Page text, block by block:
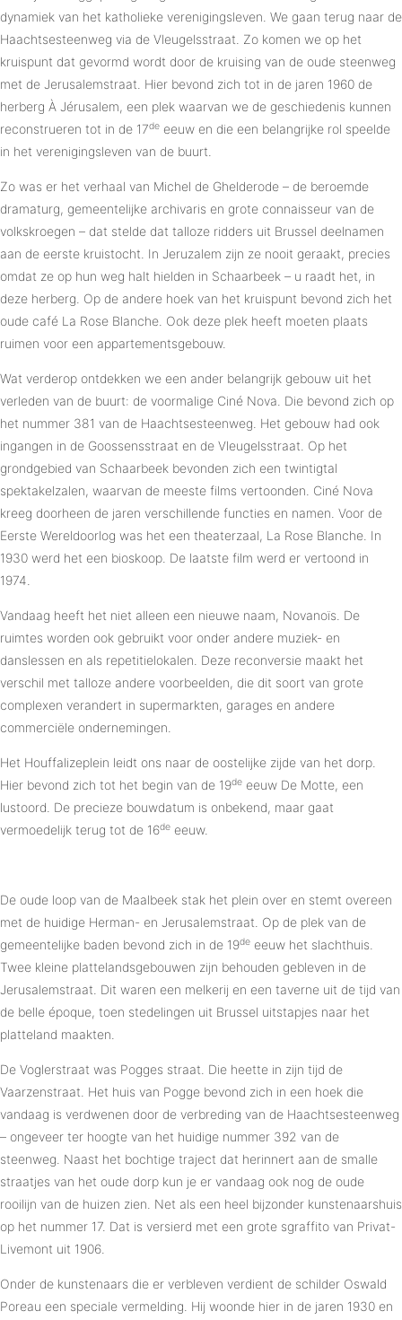
dynamiek van het katholieke verenigingsleven. We gaan terug naar de
Haachtsesteenweg via de Vleugelsstraat. Zo komen we op het
kruispunt dat gevormd wordt door de kruising van de oude steenweg
met de Jerusalemstraat. Hier bevond zich tot in de jaren 1960 de
herberg À Jérusalem, een plek waarvan we de geschiedenis kunnen
reconstrueren tot in de 17de eeuw en die een belangrijke rol speelde
in het verenigingsleven van de buurt.
Zo was er het verhaal van Michel de Ghelderode – de beroemde
dramaturg, gemeentelijke archivaris en grote connaisseur van de
volkskroegen – dat stelde dat talloze ridders uit Brussel deelnamen
aan de eerste kruistocht. In Jeruzalem zijn ze nooit geraakt, precies
omdat ze op hun weg halt hielden in Schaarbeek – u raadt het, in
deze herberg. Op de andere hoek van het kruispunt bevond zich het
oude café La Rose Blanche. Ook deze plek heeft moeten plaats
ruimen voor een appartementsgebouw.
Wat verderop ontdekken we een ander belangrijk gebouw uit het
verleden van de buurt: de voormalige Ciné Nova. Die bevond zich op
het nummer 381 van de Haachtsesteenweg. Het gebouw had ook
ingangen in de Goossensstraat en de Vleugelsstraat. Op het
grondgebied van Schaarbeek bevonden zich een twintigtal
spektakelzalen, waarvan de meeste films vertoonden. Ciné Nova
kreeg doorheen de jaren verschillende functies en namen. Voor de
Eerste Wereldoorlog was het een theaterzaal, La Rose Blanche. In
1930 werd het een bioskoop. De laatste film werd er vertoond in
1974.
Vandaag heeft het niet alleen een nieuwe naam, Novanoïs. De
ruimtes worden ook gebruikt voor onder andere muziek- en
danslessen en als repetitielokalen. Deze reconversie maakt het
verschil met talloze andere voorbeelden, die dit soort van grote
complexen verandert in supermarkten, garages en andere
commerciële ondernemingen.
Het Houffalizeplein leidt ons naar de oostelijke zijde van het dorp.
Hier bevond zich tot het begin van de 19de eeuw De Motte, een
lustoord. De precieze bouwdatum is onbekend, maar gaat
vermoedelijk terug tot de 16de eeuw.
De oude loop van de Maalbeek stak het plein over en stemt overeen
met de huidige Herman- en Jerusalemstraat. Op de plek van de
gemeentelijke baden bevond zich in de 19de eeuw het slachthuis.
Twee kleine plattelandsgebouwen zijn behouden gebleven in de
Jerusalemstraat. Dit waren een melkerij en een taverne uit de tijd van
de belle époque, toen stedelingen uit Brussel uitstapjes naar het
platteland maakten.
De Voglerstraat was Pogges straat. Die heette in zijn tijd de
Vaarzenstraat. Het huis van Pogge bevond zich in een hoek die
vandaag is verdwenen door de verbreding van de Haachtsesteenweg
– ongeveer ter hoogte van het huidige nummer 392 van de
steenweg. Naast het bochtige traject dat herinnert aan de smalle
straatjes van het oude dorp kun je er vandaag ook nog de oude
rooilijn van de huizen zien. Net als een heel bijzonder kunstenaarshuis
op het nummer 17. Dat is versierd met een grote sgraffito van Privat-
Livemont uit 1906.
Onder de kunstenaars die er verbleven verdient de schilder Oswald
Poreau een speciale vermelding. Hij woonde hier in de jaren 1930 en